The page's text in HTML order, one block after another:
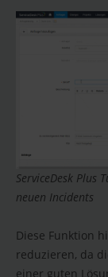
ServiceDesk Plus
neuen Incidents
Diese Funktion
reduzieren, da
einer guten